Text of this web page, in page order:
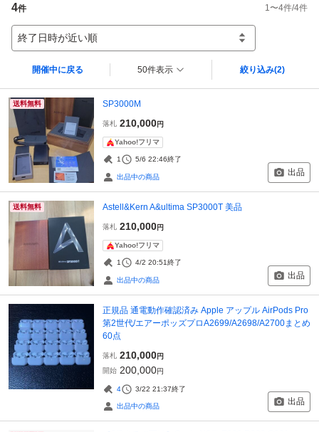
4件 1 〜4件/4件
終了日時が近い順
開催中に戻る 50件表示 絞り込み(2)
送料無料 SP3000M
落札 210,000円
Yahoo!フリマ
1 5/6 22:46終了
出品中の商品 出品
送料無料 Astell&Kern A&ultima SP3000T 美品
落札 210,000円
Yahoo!フリマ
1 4/2 20:51終了
出品中の商品 出品
正規品 通電動作確認済み Apple アップル AirPods Pro
第2世代/エアーポッズプロA2699/A2698/A2700まとめ
60点
落札 210,000円
開始 200,000円
4 3/22 21:37終了
出品中の商品 出品